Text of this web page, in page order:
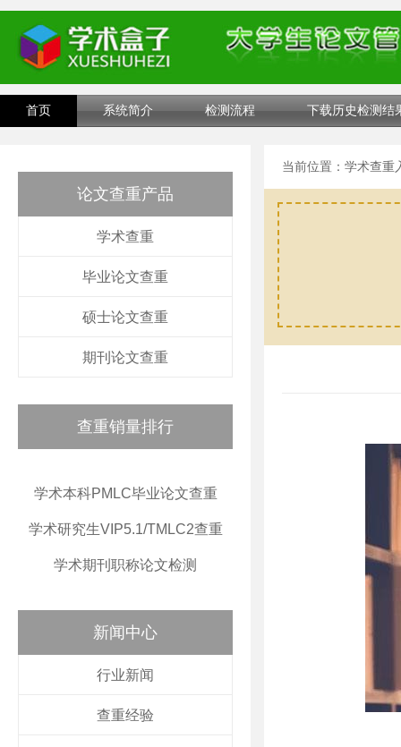
首页 系统简介 检测流程 下载历史检测结
论文查重产品
学术查重
毕业论文查重
硕士论文查重
期刊论文查重
查重销量排行
学术本科PMLC毕业论文查重
学术研究生VIP5.1/TMLC2查重
学术期刊职称论文检测
新闻中心
行业新闻
查重经验
当前位置： 学术查重